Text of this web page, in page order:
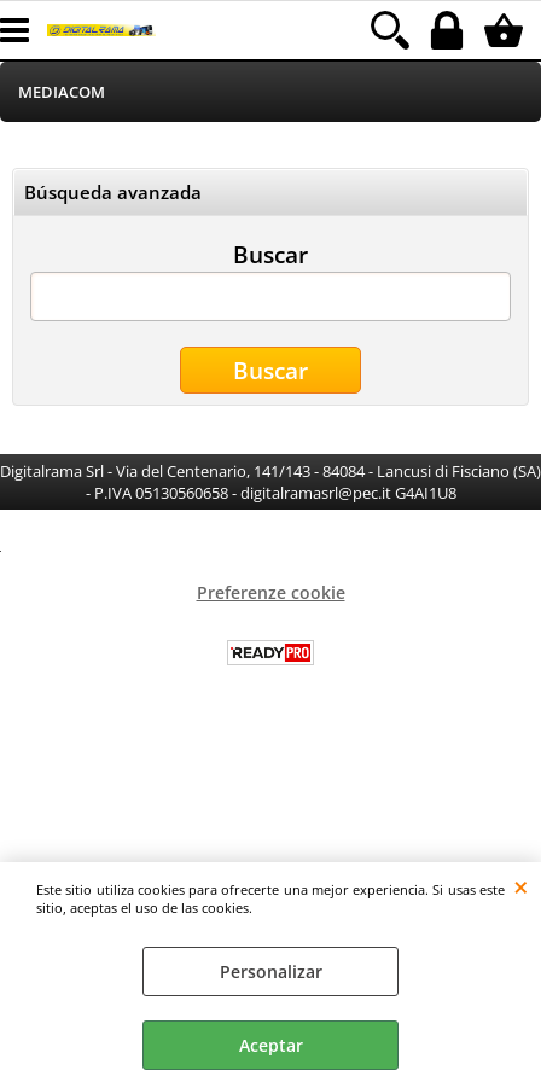
Este sitio utiliza cookies para ofrecerte una mejor experiencia. Si usas este
sitio, aceptas el uso de las cookies.
Personalizar
Aceptar
Informatica
Telefonia
MEDIACOM
Alimentazione
Búsqueda avanzada
Buscar
Digitalrama Srl - Via del Centenario, 141/143 - 84084 - Lancusi di Fisciano (SA)
- P.IVA 05130560658 - digitalramasrl@pec.it G4AI1U8
Preferenze cookie